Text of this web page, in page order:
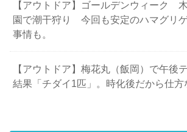
【アウトドア】ゴールデンウィーク
園で潮干狩り 今回も安定のハマグリ
事情も。
【アウトドア】梅花丸（飯岡）で午後
結果「チダイ1匹」。時化後だから仕方